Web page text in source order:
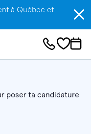
à Québec et
poser ta candidature